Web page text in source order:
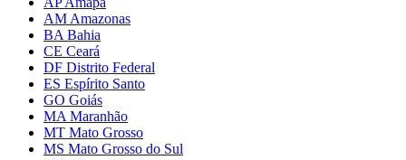
AM Amazonas
BA Bahia
CE Ceará
DF Distrito Federal
ES Espírito Santo
GO Goiás
MA Maranhão
MT Mato Grosso
MS Mato Grosso do Sul